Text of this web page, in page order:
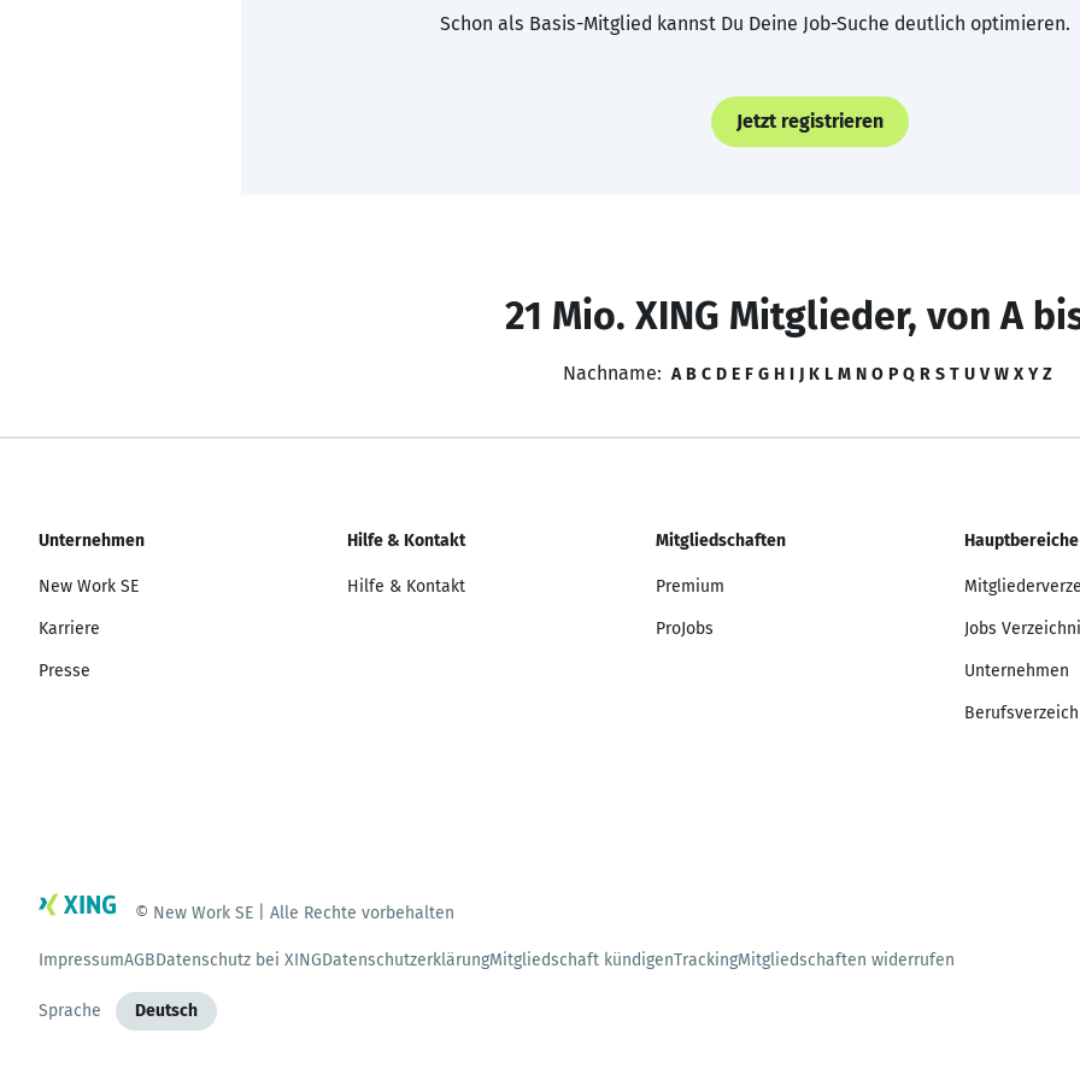
Schon als Basis-Mitglied kannst Du Deine Job-Suche deutlich optimieren.
Jetzt registrieren
21 Mio. XING Mitglieder, von A
Nachname: A B C D E F G H I J K L M N O P Q R S T U V W X Y Z
Unternehmen
New Work SE
Karriere
Presse
Hilfe & Kontakt
Hilfe & Kontakt
Mitgliedschaften
Premium
ProJobs
Hauptbereiche
Jobs
Unternehmen
© New Work SE | Alle Rechte vorbehalten
ImpressumAGBDatenschutz bei XINGDatenschutzerklärungMitgliedschaft kündigenTrackingMitgliedschaften widerrufen
Sprache Deutsch